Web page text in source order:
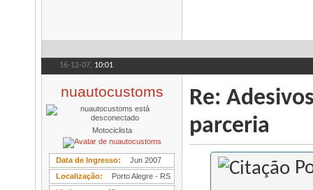
16-12-07, 10:01
nuautocustoms
Motociclista
Data de Ingresso
Jun 2007
Localização
Porto Alegre - RS
Re:
parceria